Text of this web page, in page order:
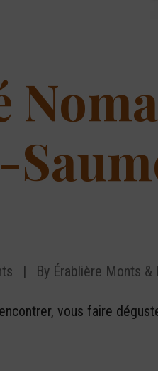
| By Érablière Monts &
vous faire